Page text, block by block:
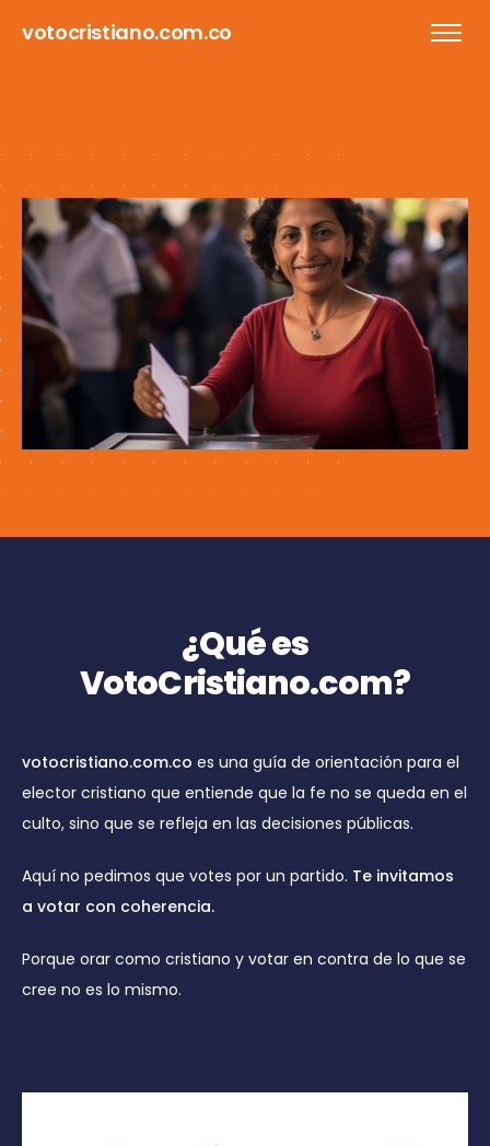
votocristiano.com.co
¿Qué es
VotoCristiano.com?
votocristiano.com.co es una guía de orientación para el
elector cristiano que entiende que la fe no se queda en el
culto, sino que se refleja en las decisiones públicas.
Aquí no pedimos que votes por un partido. Te invitamos
a votar con coherencia.
Porque orar como cristiano y votar en contra de lo que se
cree no es lo mismo.